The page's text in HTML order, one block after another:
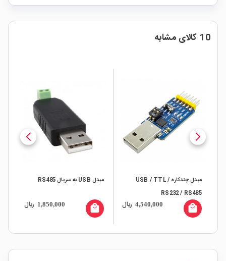
10 کالای مشابه
مبدل چندکاره USB / TTL /
RS232 / RS485
4,540,000 ریال local_mall
مبدل USB به سریال RS485
1,850,000 ریال local_mall